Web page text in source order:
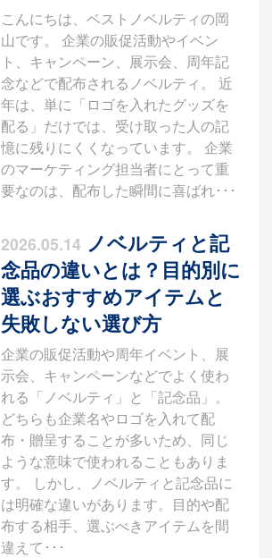
こんにちは、ベストノベルティの岡
山です。 企業の販促活動やイベン
ト、キャンペーン、展示会、周年記
念などで配布されるノベルティ。 近
年は、単に「ロゴを入れたグッズを
配る」だけでは、受け取った人の記
憶に残りにくくなっています。 企業
のマーケティング担当者にとって重
要なのは、配布した瞬間に喜ばれ･･･
2026.05.14 ノベルティと記
念品の違いとは？目的別に
選ぶおすすめアイテムと
失敗しない選び方
企業の販促活動や周年イベント、展
示会、キャンペーンなどでよく使わ
れる「ノベルティ」と「記念品」。
どちらも企業名やロゴを入れて配
布・贈呈することが多いため、同じ
ような意味で使われることもありま
す。 しかし、ノベルティと記念品に
は明確な違いがあります。目的や配
布する相手、選ぶべきアイテムを間
違えて･･･